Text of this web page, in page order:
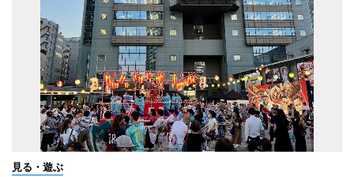
見る・遊ぶ